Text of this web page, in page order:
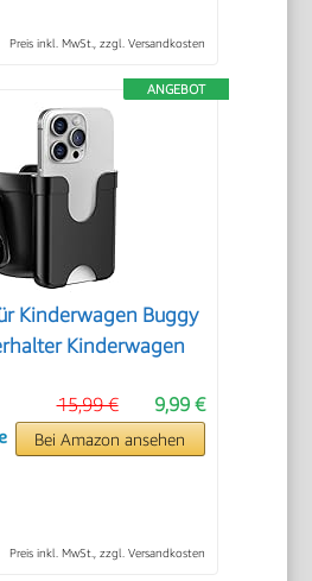
Preis inkl. MwSt., zzgl. Versandkosten
ANGEBOT
Kinderwagen Buggy
Kinderwagen
9,99 €
15,99 €
Bei Amazon ansehen
Preis inkl. MwSt., zzgl. Versandkosten